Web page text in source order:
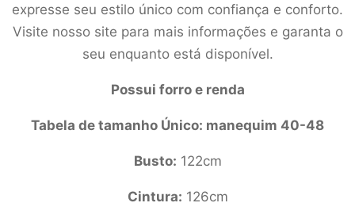
expresse seu estilo único com confiança e conforto.
Visite nosso site para mais informações e garanta o
seu enquanto está disponível.
Possui forro e renda
Tabela de tamanho Único: manequim 40-48
Busto: 122cm
Cintura: 126cm